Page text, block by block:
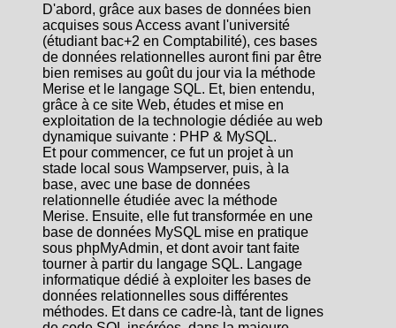
D'abord, grâce aux bases de données bien
acquises sous Access avant l'université
(étudiant bac+2 en Comptabilité), ces bases
de données relationnelles auront fini par être
bien remises au goût du jour via la méthode
Merise et le langage SQL. Et, bien entendu,
grâce à ce site Web, études et mise en
exploitation de la technologie dédiée au web
dynamique suivante : PHP & MySQL.
Et pour commencer, ce fut un projet à un
stade local sous Wampserver, puis, à la
base, avec une base de données
relationnelle étudiée avec la méthode
Merise. Ensuite, elle fut transformée en une
base de données MySQL mise en pratique
sous phpMyAdmin, et dont avoir tant faite
tourner à partir du langage SQL. Langage
informatique dédié à exploiter les bases de
données relationnelles sous différentes
méthodes. Et dans ce cadre-là, tant de lignes